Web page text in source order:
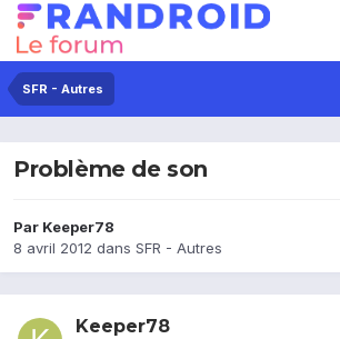
SFR - Autres
Problème de son
Par Keeper78
8 avril 2012 dans SFR - Autres
Keeper78